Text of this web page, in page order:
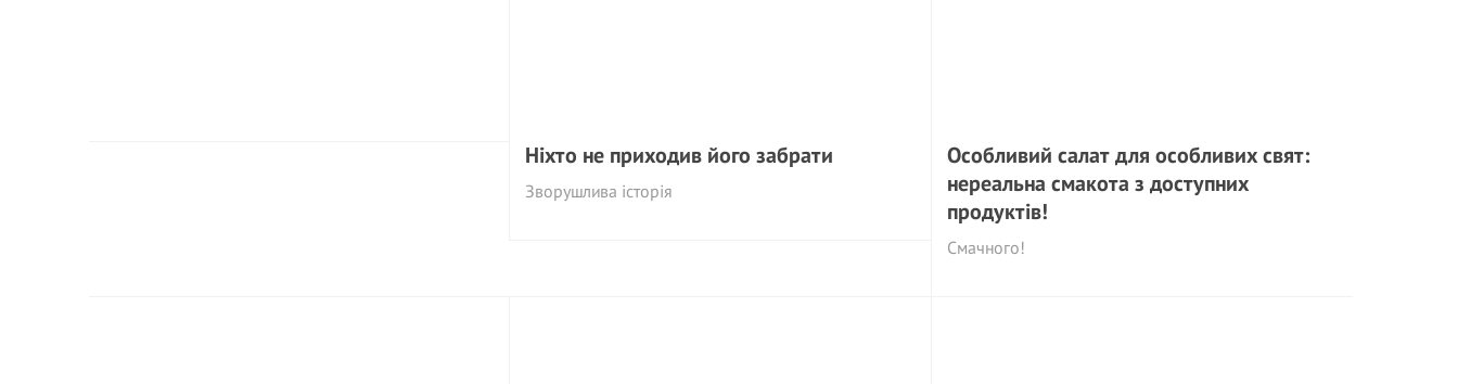
Ніхто не приходив його забрати
Зворушлива історія
Особливий салат для особливих свят:
нереальна смакота з доступних
продуктів!
Смачного!